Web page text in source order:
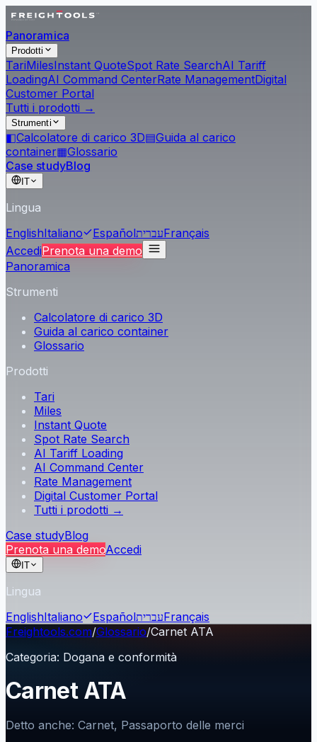
Panoramica
Prodotti
TariMilesInstant QuoteSpot Rate SearchAI Tariff
LoadingAI Command CenterRate ManagementDigital
Customer Portal
Tutti i prodotti →
Strumenti
◧Calcolatore di carico 3D▤Guida al carico
container▦Glossario
Case studyBlog
IT
Lingua
EnglishItaliano EspañolעבריתFrançais
AccediPrenota una demo
Panoramica
Strumenti
Calcolatore di carico 3D
Guida al carico container
Glossario
Prodotti
Tari
Miles
Instant Quote
Spot Rate Search
AI Tariff Loading
AI Command Center
Rate Management
Digital Customer Portal
Tutti i prodotti →
Case studyBlog
Prenota una demoAccedi
IT
Lingua
EnglishItaliano EspañolעבריתFrançais
Freightools.com/Glossario/Carnet ATA
Categoria: Dogana e conformità
Carnet ATA
Detto anche: Carnet, Passaporto delle merci